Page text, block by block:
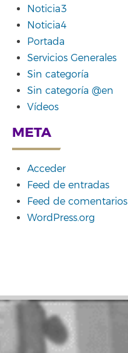
Noticia3
Noticia4
Portada
Servicios Generales
Sin categoría
Sin categoría @en
Vídeos
META
Acceder
Feed de entradas
Feed de comentarios
WordPress.org